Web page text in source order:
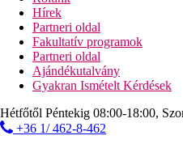
Sport és szórakozás
animációs programok
szauna
fitneszterem
asztalitenisz
darts
biliárd
Hírek
Partneri oldal
Fakultatív programok
Partneri oldal
Ajándékutalvány
Gyakran Ismételt Kérdések
Hétfőtől Péntekig 08:00-18:00,
+36 1/ 462-8-462